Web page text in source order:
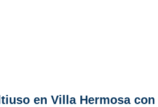
en Villa Hermosa